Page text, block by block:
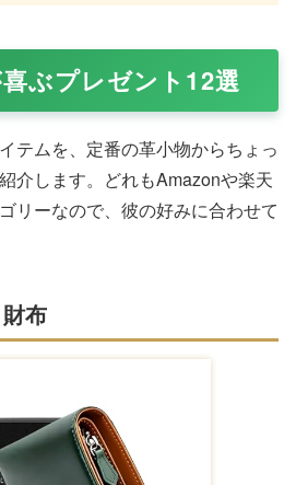
ぶプレゼント12選
テムを、定番の革小物からちょっ
介します。どれもAmazonや楽天
リーなので、彼の好みに合わせて
布